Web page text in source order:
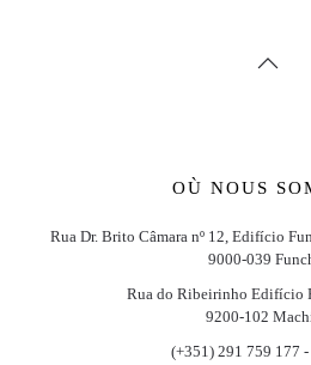
OÙ NOUS
Rua Dr. Brito Câmara nº 12, Edifício
9000-039
Rua do Ribeirinho Edifício
9200-102
(+351) 291 759 177